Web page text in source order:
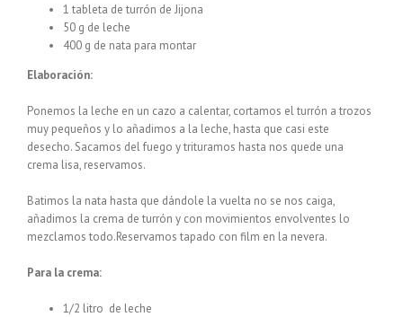
1 tableta de turrón de Jijona
50 g de leche
400 g de nata para montar
Elaboración:
Ponemos la leche en un cazo a calentar, cortamos el turrón a trozos
muy pequeños y lo añadimos a la leche, hasta que casi este
desecho. Sacamos del fuego y trituramos hasta nos quede una
crema lisa, reservamos.
Batimos la nata hasta que dándole la vuelta no se nos caiga,
añadimos la crema de turrón y con movimientos envolventes lo
mezclamos todo.Reservamos tapado con film en la nevera.
Para la crema:
1/2 litro de leche